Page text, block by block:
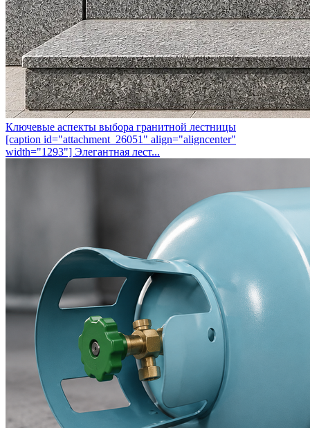
Ключевые аспекты выбора гранитной лестницы
[caption id="attachment_26051" align="aligncenter"
width="1293"] Элегантная лест...